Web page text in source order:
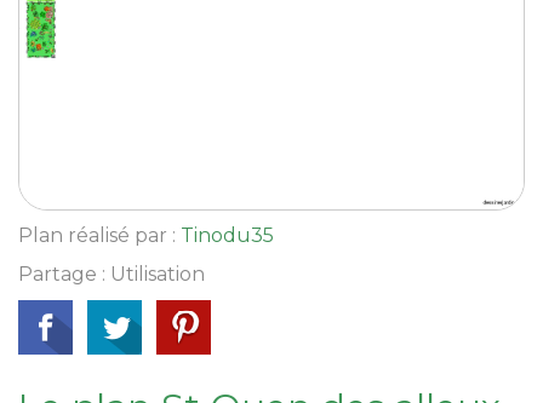
Plan réalisé par : Tinodu35
Partage : Utilisation